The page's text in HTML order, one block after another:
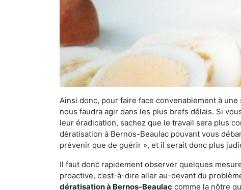
Ainsi donc, pour faire face convenablement à
nous faudra agir dans les plus brefs délais. Si
leur éradication, sachez que le travail sera plus
dératisation à Bernos-Beaulac pouvant vous
prévenir que de guérir », et il serait donc plus
Il faut donc rapidement observer quelques
proactive, c’est-à-dire aller au-devant du
dératisation à Bernos-Beaulac comme la nôtre